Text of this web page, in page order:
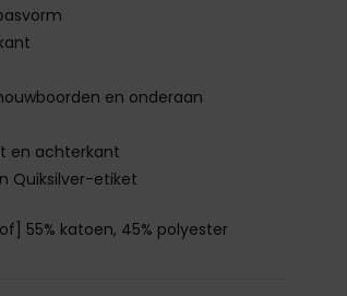
en onderaan
en achterkant
Quiksilver-etiket
55% katoen, 45% polyester